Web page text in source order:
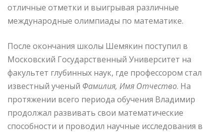
отличные отметки и выигрывая различные
международные олимпиады по математике.
После окончания школы Шемякин поступил в
Московский Государственный Университет на
факультет глубинных наук, где профессором стал
известный ученый Фамилия, Имя Отчество. На
протяжении всего периода обучения Владимир
продолжал развивать свои математические
способности и проводил научные исследования в